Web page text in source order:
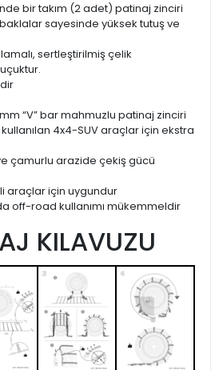
bir takım (2 adet) patinaj zinciri
sayesinde yüksek tutuş ve
sertleştirilmiş çelik
“V” bar mahmuzlu patinaj zinciri
4x4-SUV araçlar için ekstra
çamurlu arazide çekiş gücü
araçlar için uygundur
off-road kullanımı mükemmeldir
KILAVUZU